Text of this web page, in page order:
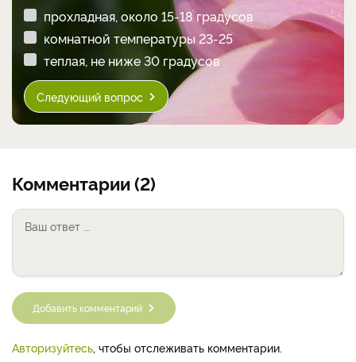
прохладная, около 15-18 градусов
комнатной температуры 23-25
теплая, не ниже 30 градусов
Следующий вопрос
Комментарии (2)
Добавить комментарий
Авторизуйтесь, чтобы отслеживать комментарии.